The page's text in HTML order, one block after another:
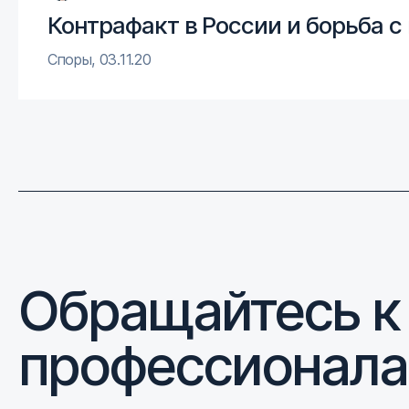
Контрафакт в России и борьба
Споры, 03.11.20
Обращайтесь к